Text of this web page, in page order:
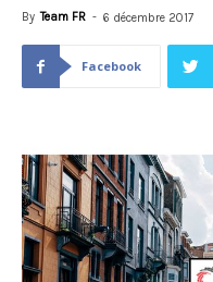
By Team FR - 6 décembre 2017
Facebook